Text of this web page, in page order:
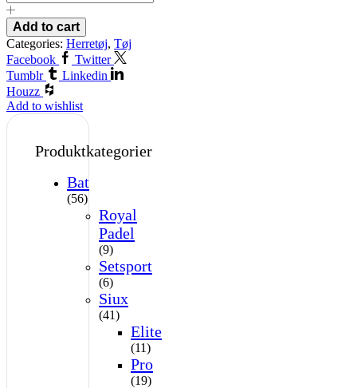
Add to cart
Categories: Herretøj, Tøj
Facebook
Twitter
Tumblr
Linkedin
Houzz
Add to wishlist
Produktkategorier
Bat
(56)
Royal
Padel
(9)
Setsport
(6)
Siux
(41)
Elite
(11)
Pro
(19)